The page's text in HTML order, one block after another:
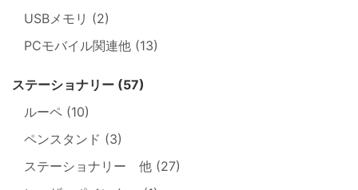
USBメモリ (2)
PCモバイル関連他 (13)
ステーショナリー (57)
ルーペ (10)
ペンスタンド (3)
ステーショナリー 他 (27)